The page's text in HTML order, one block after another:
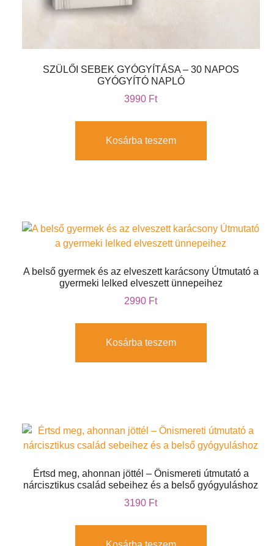
SZÜLŐI SEBEK GYÓGYÍTÁSA – 30 NAPOS
GYÓGYÍTÓ NAPLÓ
3990 Ft
Kosárba teszem
A belső gyermek és az elveszett karácsony Útmutató a
gyermeki lelked elveszett ünnepeihez
2990 Ft
Kosárba teszem
Értsd meg, ahonnan jöttél – Önismereti útmutató a
nárcisztikus család sebeihez és a belső gyógyuláshoz
3190 Ft